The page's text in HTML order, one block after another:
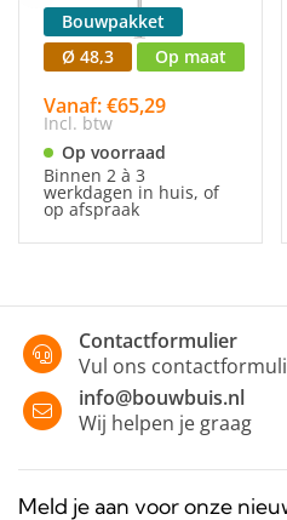
Bouwpakket
Ø 48,3
Op maat
Vanaf: €65,29
Incl. btw
Op voorraad
Binnen 2 à 3
werkdagen in huis, of
op afspraak
Contactformulier
Vul ons
info@bouwbuis.nl
Wij helpen je graag
Meld je aan voor onze